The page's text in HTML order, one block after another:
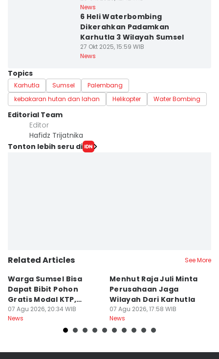
News
6 Heli Waterbombing
Dikerahkan Padamkan
Karhutla 3 Wilayah Sumsel
27 Okt 2025, 15:59 WIB
News
Topics
Karhutla Sumsel
Palembang
kebakaran hutan dan lahan
Helikopter Water Bombing
Editorial Team
Editor
Hafidz Trijatnika
Tonton lebih seru di
Related Articles See More
Warga Sumsel Bisa
Dapat Bibit Pohon
Gratis Modal KTP,
Menhut Beberkan
Caranya
07 Agu 2026, 20:34 WIB
News
Menhut Raja Juli Minta
Perusahaan Jaga
Wilayah Dari Karhutla
07 Agu 2026, 17:58 WIB
News